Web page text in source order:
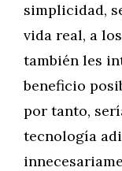
simplicidad,
vida real, a
también les
beneficio
por tanto,
tecnología